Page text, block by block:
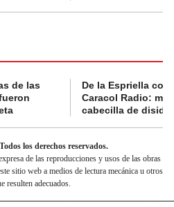
de las
De la Espriella
Caracol Radio:
cabecilla de
los derechos reservados.
de las reproducciones y usos de las obras
sitio web a medios de lectura mecánica u otros
resulten adecuados.